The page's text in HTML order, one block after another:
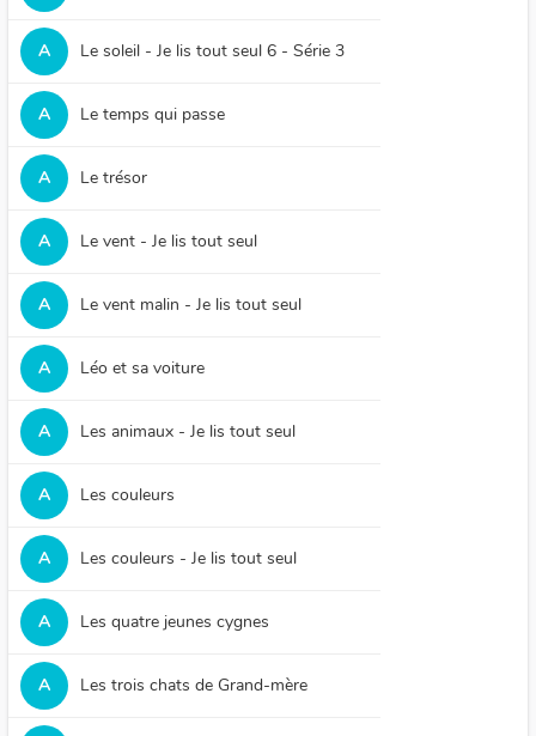
A Le soleil - Je lis tout seul 6 - Série 3
A Le temps qui passe
A Le trésor
A Le vent - Je lis tout seul
A Le vent malin - Je lis tout seul
A Léo et sa voiture
A Les animaux - Je lis tout seul
A Les couleurs
A Les couleurs - Je lis tout seul
A Les quatre jeunes cygnes
A Les trois chats de Grand-mère